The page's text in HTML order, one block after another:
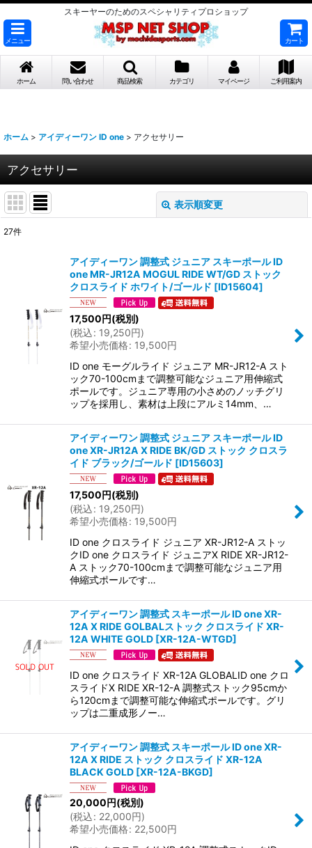
スキーヤーのためのスペシャリティプロショップ
メニュー カート
ホーム 問い合わせ 商品検索 カテゴリ マイページ ご利用案内
ホーム > アイディーワン ID one > アクセサリー
アクセサリー
表示順変更
絞り込む
27件
アイディーワン 調整式 ジュニア スキーポール ID
one MR-JR12A MOGUL RIDE WT/GD ストック
クロスライド ホワイト/ゴールド [ID15604]
17,500円(税別)
(税込: 19,250円)
希望小売価格: 19,500円
ID one モーグルライド ジュニア MR-JR12-A スト
ック70-100cmまで調整可能なジュニア用伸縮式
ポールです。ジュニア専用の小さめのノッチグリ
ップを採用し、素材は上段にアルミ14mm、…
アイディーワン 調整式 ジュニア スキーポール ID
one XR-JR12A X RIDE BK/GD ストック クロスラ
イド ブラック/ゴールド [ID15603]
17,500円(税別)
(税込: 19,250円)
希望小売価格: 19,500円
ID one クロスライド ジュニア XR-JR12-A ストッ
クID one クロスライド ジュニアX RIDE XR-JR12-
A ストック70-100cmまで調整可能なジュニア用
伸縮式ポールです…
アイディーワン 調整式 スキーポール ID one XR-
12A X RIDE GOLBALストック クロスライド XR-
12A WHITE GOLD [XR-12A-WTGD]
ID one クロスライド XR-12A GLOBALID one クロ
スライドX RIDE XR-12-A 調整式ストック95cmか
ら120cmまで調整可能な伸縮式ポールです。グリ
ップは二重成形ノー…
アイディーワン 調整式 スキーポール ID one XR-
12A X RIDE ストック クロスライド XR-12A
BLACK GOLD [XR-12A-BKGD]
20,000円(税別)
(税込: 22,000円)
希望小売価格: 22,500円